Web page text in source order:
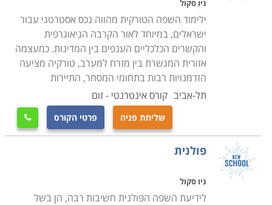
ניו סקול
ילימוד השפה הטורקית מהווה נכס אסטרטגי עבור
ישראלים, במיוחד לאור הקרבה הגיאוגרפית
והקשרים הכלכליים הענפים בין המדינות. כמעצמה
אזורית המגשרת בין מזרח למערב, טורקיה מציעה
הזדמנויות רבות בתחומי המסחר, התיירות
תל-אביב קורס אינטרנטי - זום
שליחת פניה פרטי הקורס 
פולנית
ניו סקול
לידיעת השפה הפולנית חשיבות רבה, הן בשל